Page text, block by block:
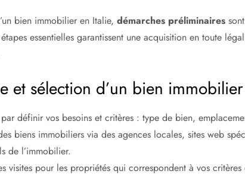
bien immobilier en Italie,démarches préliminaires
essentielles garantissent une acquisition en toute
et sélection d’un bien immobilier
définir vos besoins et critères : type de bien,
biens immobiliers via des agences locales, sites web
de l’immobilier.
visites pour les propriétés qui correspondent à vos